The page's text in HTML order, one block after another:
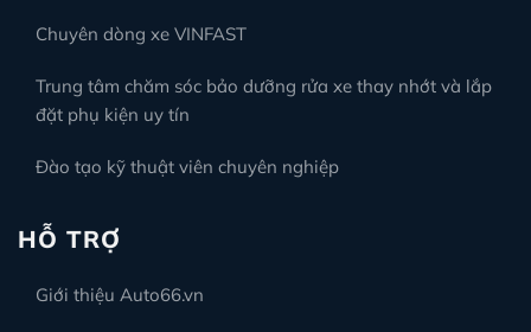
Chuyên dòng xe VINFAST
Trung tâm chăm sóc bảo dưỡng rửa xe thay nhớt và lắp
đặt phụ kiện uy tín
Đào tạo kỹ thuật viên chuyên nghiệp
HỖ TRỢ
Giới thiệu Auto66.vn